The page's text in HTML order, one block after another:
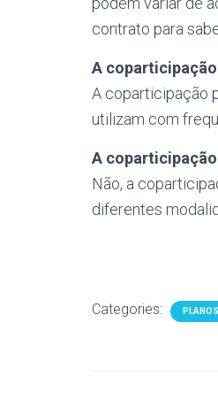
contrato para
A
A coparticipação
utilizam com
A
Não, a
diferentes
Categories: